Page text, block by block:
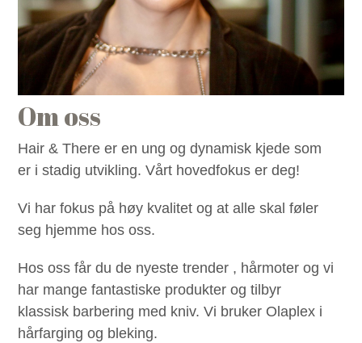
Om oss
Hair & There er en ung og dynamisk kjede som
er i stadig utvikling. Vårt hovedfokus er deg!
Vi har fokus på høy kvalitet og at alle skal føler
seg hjemme hos oss.
Hos oss får du de nyeste trender , hårmoter og vi
har mange fantastiske produkter og tilbyr
klassisk barbering med kniv. Vi bruker Olaplex i
hårfarging og bleking.